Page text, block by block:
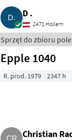
D .
2471 Hollern
Sprzęt do zbioru
Epple 1040
R. prod. 1979 2347 h
Christian